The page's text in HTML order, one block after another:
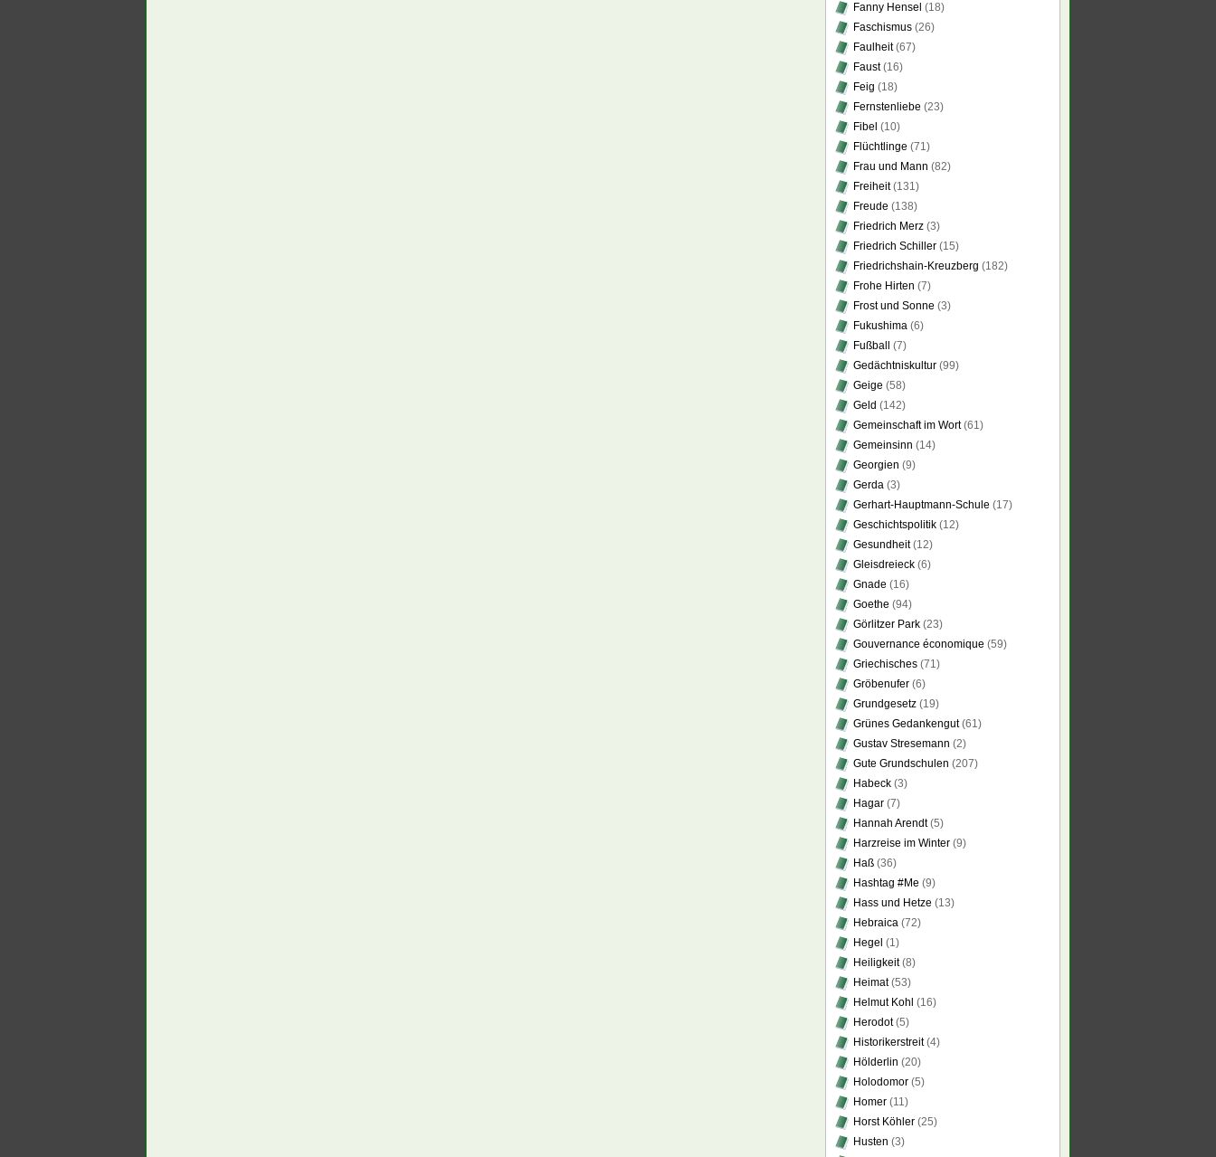
Fanny Hensel (18)
Faschismus (26)
Faulheit(67)
Faust(16)
Feig (18)
Fernstenliebe (23)
Fibel (10)
Flüchtlinge (71)
Frau und Mann (82)
Freiheit(131)
Freude (138)
Friedrich Merz (3)
Friedrich Schiller (15)
Friedrichshain-Kreuzberg (182)
Frohe Hirten (7)
Frost und Sonne (3)
Fukushima (6)
Fußball
(7)
Gedächtniskultur (99)
Geige (58)
Geld (142)
Gemeinschaft im Wort(61)
Gemeinsinn (14)
Georgien (9)
Gerda (3)
Gerhart-Hauptmann-Schule (17)
Geschichtspolitik (12)
Gesundheit(12)
Gleisdreieck (6)
Gnade (16)
Goethe (94)
Görlitzer Park (23)
Gouvernance économique (59)
Griechisches (71)
Gröbenufer (6)
Grundgesetz (19)
Grünes Gedankengut(61)
Gustav Stresemann (2)
Gute Grundschulen (207)
Habeck (3)
Hagar (7)
Hannah Arendt(5)
Harzreise im Winter (9)
Haß (36)
Hashtag #Me (9)
Hass und Hetze (13)
Hebraica (72)
Hegel (1)
Heiligkeit(8)
Heimat(53)
Helmut Kohl (16)
Herodot(5)
Historikerstreit(4)
Hölderlin (20)
Holodomor (5)
Homer (11)
Horst Köhler (25)
Husten (3)